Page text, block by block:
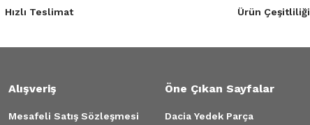
Hızlı Teslimat Ürün Çeşitliliği
Alışveriş
Mesafeli Satış Sözleşmesi
Öne Çıkan Sayfalar
Dacia Yedek Parça